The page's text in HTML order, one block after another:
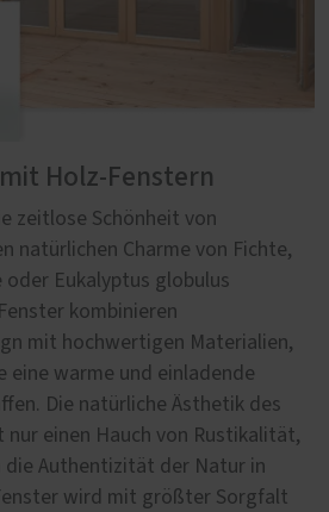
Holz-Fenstern
zeitlose Schönheit von
natürlichen Charme von Fichte,
oder Eukalyptus globulus
kombinieren
mit hochwertigen Materialien,
eine warme und einladende
Die natürliche Ästhetik des
nur einen Hauch von Rustikalität,
die Authentizität der Natur in
wird mit größter Sorgfalt